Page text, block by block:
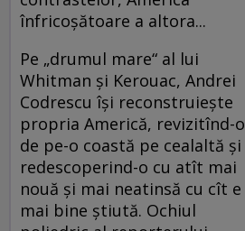
înfricoşătoare a altora...
Pe „drumul mare“ al lui
Whitman şi Kerouac, Andrei
Codrescu îşi reconstruieşte
propria Americă, revizitînd-o
de pe-o coastă pe cealaltă şi
redescoperind-o cu atît mai
nouă şi mai neatinsă cu cît e
mai bine ştiută. Ochiul